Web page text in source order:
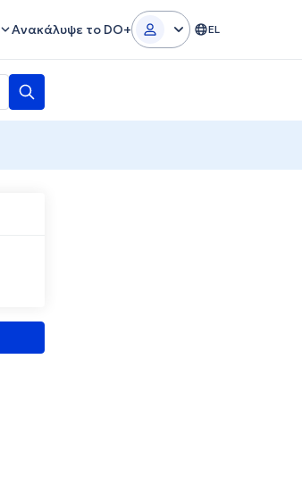
Ανακάλυψε το DO+ EL